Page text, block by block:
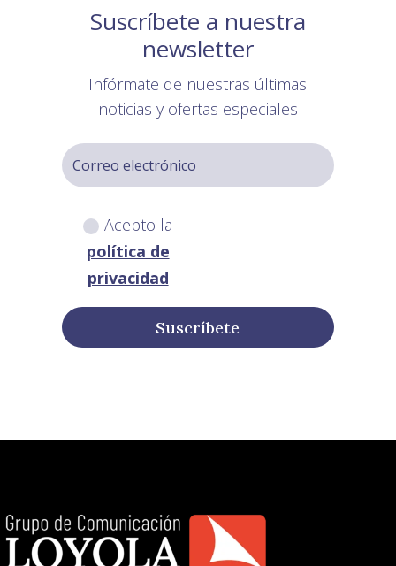
Suscríbete a nuestra
newsletter
Infórmate de nuestras últimas
noticias y ofertas especiales
Acepto la
política de
privacidad
Suscríbete